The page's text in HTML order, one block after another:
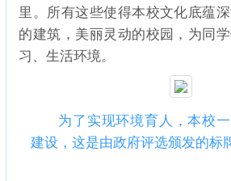
里。所有这些使得本校文化底蕴
的建筑，美丽灵动的校园，为同
习、生活环境。
为了实现环境育人，本校
建设，这是由政府评选颁发的标